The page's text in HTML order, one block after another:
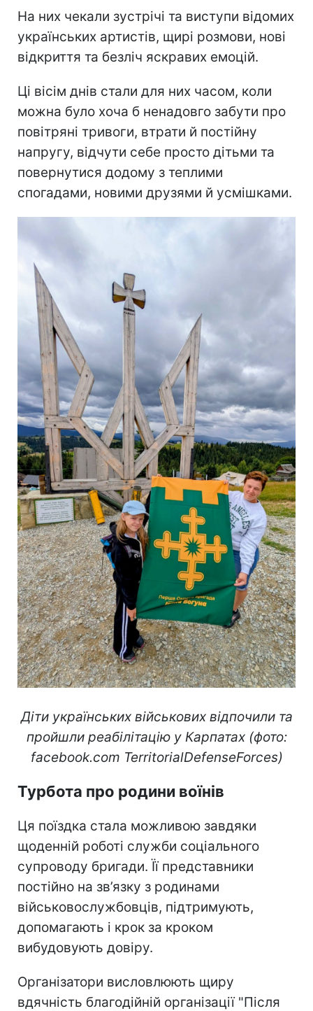
На них чекали зустрічі та виступи відомих
українських артистів, щирі розмови, нові
відкриття та безліч яскравих емоцій.
Ці вісім днів стали для них часом, коли
можна було хоча б ненадовго забути про
повітряні тривоги, втрати й постійну
напругу, відчути себе просто дітьми та
повернутися додому з теплими
спогадами, новими друзями й усмішками.
Діти українських військових відпочили та
пройшли реабілітацію у Карпатах (фото:
facebook.com TerritorialDefenseForces)
Турбота про родини воїнів
Ця поїздка стала можливою завдяки
щоденній роботі служби соціального
супроводу бригади. Її представники
постійно на зв’язку з родинами
військовослужбовців, підтримують,
допомагають і крок за кроком
вибудовують довіру.
Організатори висловлюють щиру
вдячність благодійній організації "Після